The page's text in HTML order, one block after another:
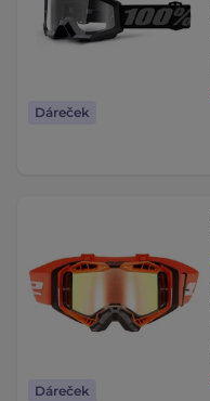
Dáreček
Dáreček